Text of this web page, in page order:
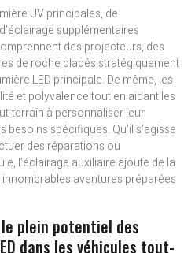
UV principales, de
supplémentaires
des projecteurs, des
de roche placés stratégiquement
LED principale. De même, les
et polyvalence tout en aidant les
terrain à personnaliser leur
spécifiques. Qu’il s’agisse
des réparations ou
l’éclairage auxiliaire ajoute de la
aventures préparées
plein potentiel des
dans les véhicules tout-